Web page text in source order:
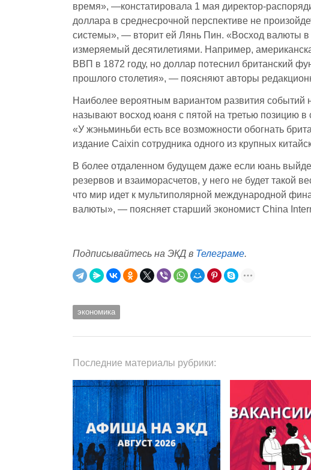
время», —констатировала 1 мая директор-
доллара в среднесрочной перспективе не
системы», — вторит ей Лянь Пин. «Восход валюты
измеряемый десятилетиями. Например,
ВВП в 1872 году, но доллар потеснил британский
прошлого столетия», — поясняют авторы
Наиболее вероятным вариантом развития событий
называют восход юаня с пятой на третью позицию
«У жэньминьби есть все возможности обогнать
издание Caixin сотрудника одного из крупных
В более отдаленном будущем даже если юань
резервов и взаиморасчетов, у него не будет такой
что мир идет к мультиполярной международной
валюты», — поясняет старший экономист China
Подписывайтесь на ЭКД в Телеграме.
экономика
Последние материалы рубрики: